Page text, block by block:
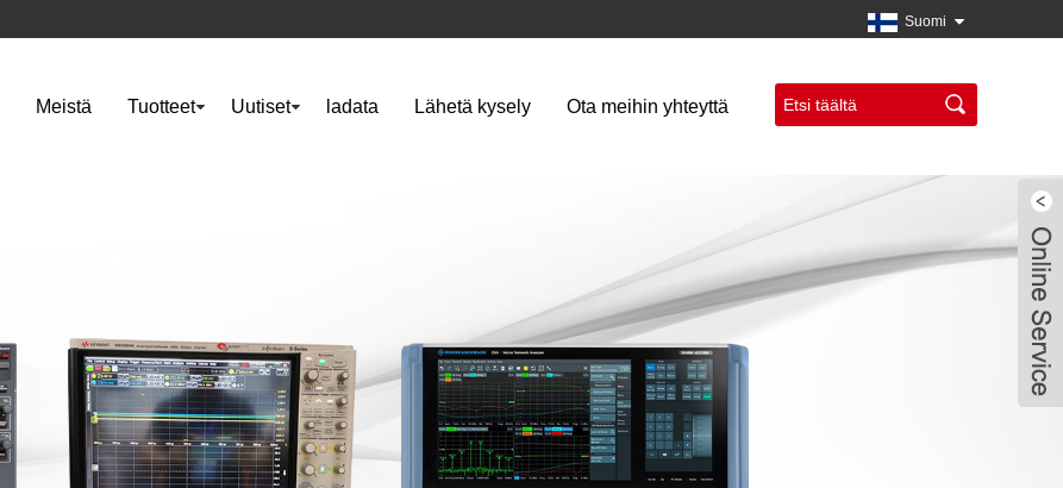
Suomi
Meistä Tuotteet Uutiset ladata Lähetä kysely Ota meihin yhteyttä